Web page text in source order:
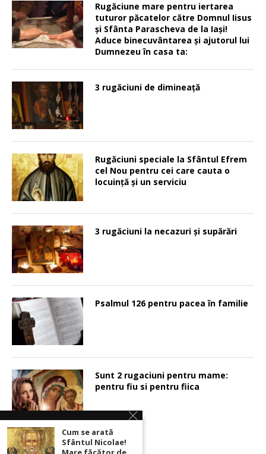
Rugăciune mare pentru iertarea
tuturor păcatelor către Domnul Iisus
şi Sfânta Parascheva de la Iaşi!
Aduce binecuvântarea şi ajutorul lui
Dumnezeu în casa ta:
3 rugăciuni de dimineață
Rugăciuni speciale la Sfântul Efrem
cel Nou pentru cei care cauta o
locuinţă şi un serviciu
3 rugăciuni la necazuri și supărări
Psalmul 126 pentru pacea în familie
Sunt 2 rugaciuni pentru mame:
pentru fiu si pentru fiica
Cum se arată
Sfântul Nicolae!